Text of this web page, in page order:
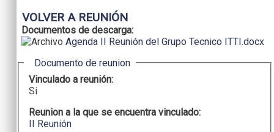
VOLVER A REUNIÓN
Documentos de descarga:
Agenda II Reunión del Grupo Tecnico ITTI.docx
Ocultar
Documento de reunion
Vinculado a reunión:
Si
Reunion a la que se encuentra vinculado:
II Reunión